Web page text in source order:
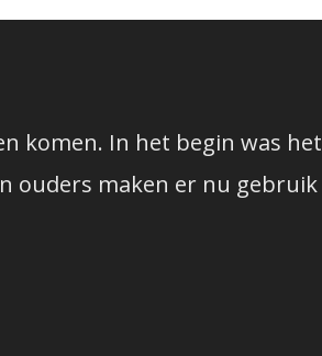
komen. In het begin was het
ouders maken er nu gebruik